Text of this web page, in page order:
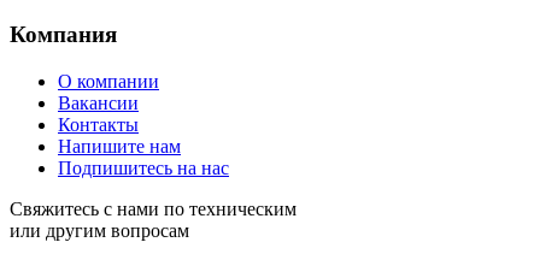
Компания
О компании
Вакансии
Контакты
Напишите нам
Подпишитесь на нас
Свяжитесь с нами по техническим
или другим вопросам